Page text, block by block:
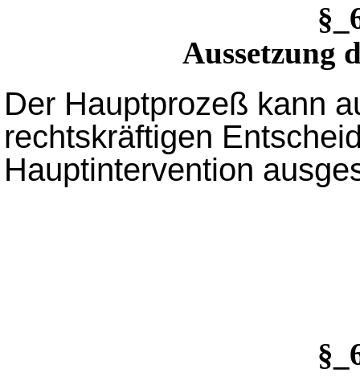
Aussetzung
Der Hauptprozeß kann
rechtskräftigen
Hauptintervention